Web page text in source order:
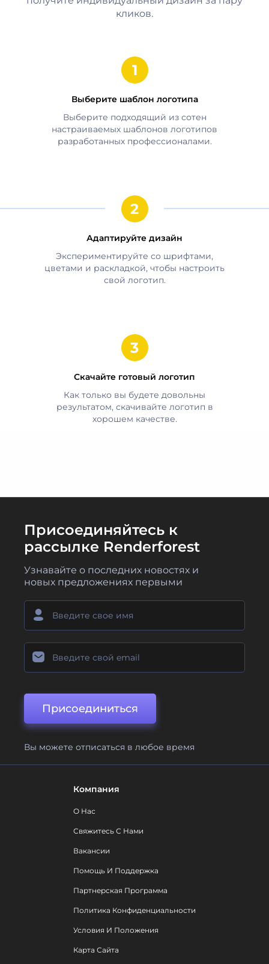
кликов.
Выберите шаблон логотипа
Выберите подходящий из сотен
настраиваемых шаблонов логотипов
разработанных профессионалами.
Адаптируйте дизайн
Экспериментируйте со шрифтами,
цветами и раскладкой, чтобы настроить
свой логотип.
Скачайте готовый логотип
Как только вы будете довольны
результатом, скачивайте логотип в
хорошем качестве.
Присоединяйтесь к
рассылке Renderforest
Узнавайте о последних новостях и
новых предложениях первыми
Присоединиться
Вы можете отписаться в любое время
Компания
О Нас
Свяжитесь С Нами
Вакансии
Помощь И Поддержка
Партнерская Программа
Политика Конфиденциальности
Условия И Положения
Карта Сайта